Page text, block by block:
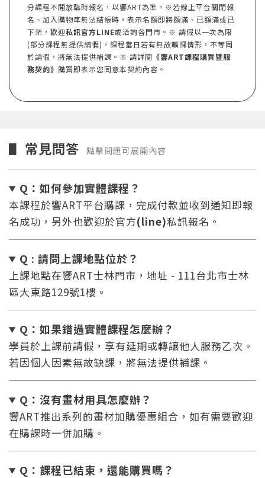
分課程不開放臨時報名，以響ART為準。※若線上平台關閉報
名、加入購物車無法結帳時，表示名額即將額滿、已額滿或已
下架，歡迎私訊官方LINE或洽詢各門市。※ 請假以一次為限
(部分課程無提供請假)，課程當日若有無故曠課情形，不等同
於請假，將無法提供補課。※ 請詳閱 《響ART課程購買暨服
務契約》 購買即表示您同意本契約內容。
▋ 常見問答 點擊問題可展開內容
Q：如何參加實體課程？
本課程於響ART平台購課，完成付款並收到通知即報
名成功，另外也歡迎於官方(line)私訊報名。
Q : 請問上課地點位於？
上課地點在響ART士林門市，地址 - 111台北市士林
區大東路129號1樓。
Q：如果錯過實體課程怎麼辦？
學員於上課前請假，享有延期或轉讓他人服務乙次。
若因個人因素無故缺課，將無法提供補課。
Q：沒有畫材用具怎麼辦？
響ART推出系列的畫材加購優惠組合，如有需要歡迎
在購課時一併加購。
Q：課程已結束，還能購買嗎？